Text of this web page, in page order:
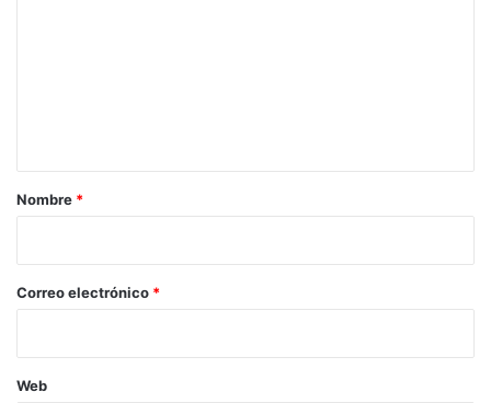
r
*
Nombre *
Correo electrónico *
Web